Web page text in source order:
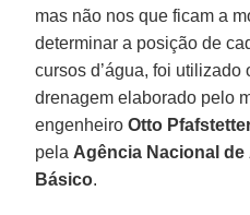
mas não nos que ficam a
determinar a posição de
cursos d’água, foi
drenagem elaborado pelo
engenheiroOtto
pela Agência Nacional
Básico.